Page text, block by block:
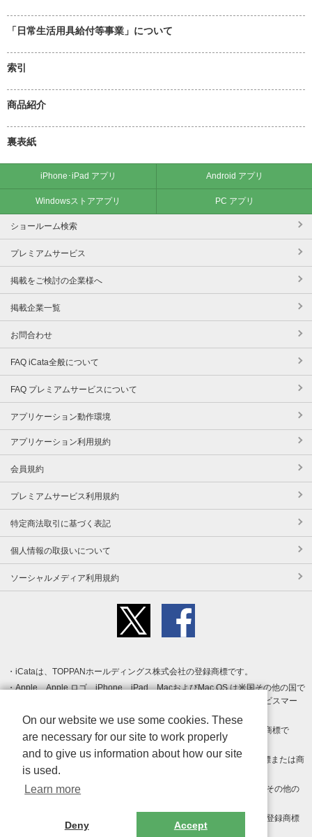
「日常生活用具給付等事業」について
索引
商品紹介
裏表紙
iPhone･iPad アプリ Android アプリ
Windowsストアアプリ PC アプリ
ショールーム検索
プレミアムサービス
掲載をご検討の企業様へ
掲載企業一覧
お問合わせ
FAQ iCata全般について
FAQ プレミアムサービスについて
アプリケーション動作環境
アプリケーション利用規約
会員規約
プレミアムサービス利用規約
特定商法取引に基づく表記
個人情報の取扱いについて
ソーシャルメディア利用規約
iCataは、TOPPANホールディングス株式会社の登録商標です。
Apple、Apple ロゴ、iPhone、iPad、MacおよびMac OS は米国その他の国で
登録された Apple Inc. の商標です。App Store は Apple Inc. のサービスマー
クです。
Android、Google Play および Google Play ロゴ は Google LLC の商標で
す。
Windows は Microsoft Inc.の米国およびその他の国における登録商標または商
標です。
Adobe、Adobe Reader、Adobe PDF は、Adobe Inc.の米国およびその他の
その他、記載されている会社名、商品名、ロゴは各社の商標または登録商標
On our website we use some cookies. These
are necessary for our site to work properly
and to give us information about how our site
is used.
Learn more
Deny Accept